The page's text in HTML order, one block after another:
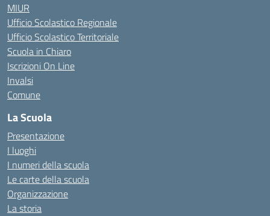
MIUR
Ufficio Scolastico Regionale
Ufficio Scolastico Territoriale
Scuola in Chiaro
Iscrizioni On Line
Invalsi
Comune
La Scuola
Presentazione
I luoghi
I numeri della scuola
Le carte della scuola
Organizzazione
La storia